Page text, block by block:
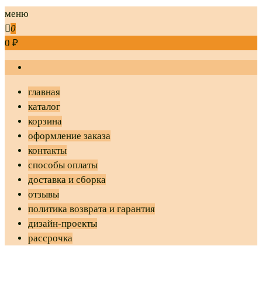
меню
0
0 ₽
главная
каталог
корзина
оформление заказа
контакты
способы оплаты
доставка и сборка
отзывы
политика возврата и гарантия
дизайн-проекты
рассрочка